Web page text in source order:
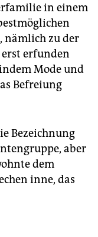
in einem
nämlich zu der
erst erfunden
Mode und
Befreiung
Bezeichnung
aber
dem
inne, das